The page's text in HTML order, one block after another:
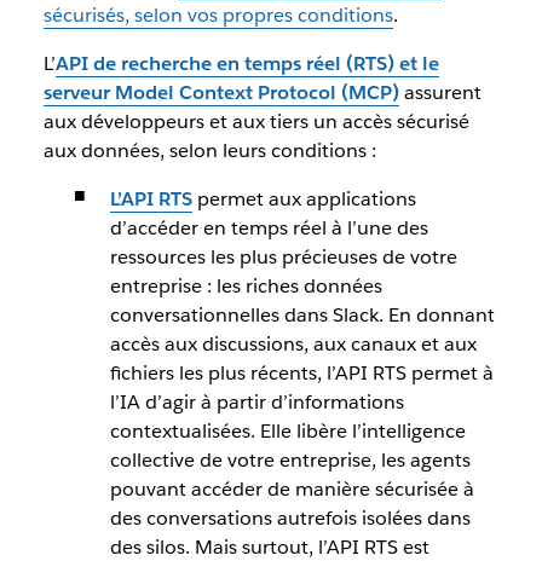
sécurisés, selon vos propres conditions.
L’API de recherche en temps réel (RTS) et le
serveur Model Context Protocol (MCP)assurent
aux développeurs et aux tiers un accès sécurisé
aux données, selon leurs conditions :
L’API RTSpermet aux applications
d’accéder en temps réel à l’une des
ressources les plus précieuses de votre
entreprise : les riches données
conversationnelles dans Slack. En donnant
accès aux discussions, aux canaux et aux
fichiers les plus récents, l’API RTS permet à
l’IA d’agir à partir d’informations
contextualisées. Elle libère l’intelligence
collective de votre entreprise, les agents
pouvant accéder de manière sécurisée à
des conversations autrefois isolées dans
des silos. Mais surtout, l’API RTS est